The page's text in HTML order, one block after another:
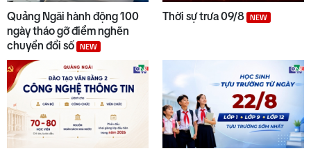
Quảng Ngãi hành động 100
ngày tháo gỡ điểm nghẽn
chuyển đổi số
NEW
Thời sự trưa 09/8 NEW